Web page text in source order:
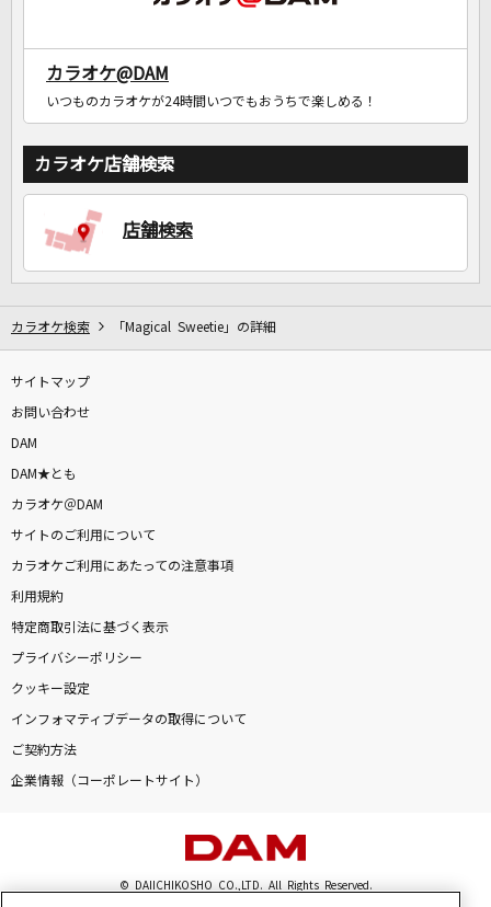
カラオケをもっと楽しもう！
自宅でカラオケ歌い放題！
家族や友達と一緒に！練習にも！
カラオケ@DAM
いつものカラオケが24時間いつでもおうちで楽しめる！
カラオケ店舗検索
店舗検索
カラオケ検索 「Magical Sweetie」の詳細
サイトマップ
お問い合わせ
DAM
DAM★とも
カラオケ＠DAM
サイトのご利用について
カラオケご利用にあたっての注意事項
利用規約
特定商取引法に基づく表示
プライバシーポリシー
クッキー設定
インフォマティブデータの取得について
ご契約方法
企業情報（コーポレートサイト）
© DAIICHIKOSHO CO.,LTD. All Rights Reserved.